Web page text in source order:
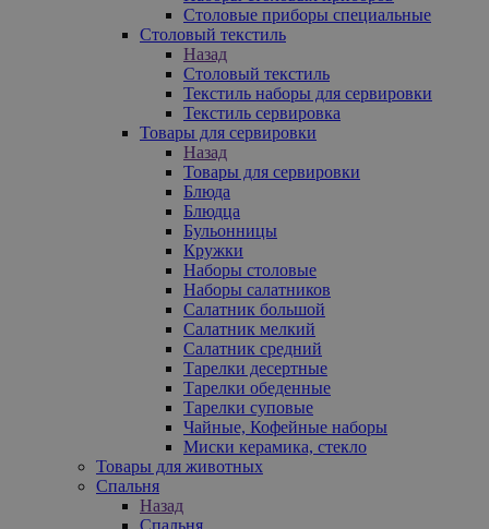
Столовые приборы специальные
Столовый текстиль
Назад
Столовый текстиль
Текстиль наборы для сервировки
Текстиль сервировка
Товары для сервировки
Назад
Товары для сервировки
Блюда
Блюдца
Бульонницы
Кружки
Наборы столовые
Наборы салатников
Салатник большой
Салатник мелкий
Салатник средний
Тарелки десертные
Тарелки обеденные
Тарелки суповые
Чайные, Кофейные наборы
Миски керамика, стекло
Товары для животных
Спальня
Назад
Спальня